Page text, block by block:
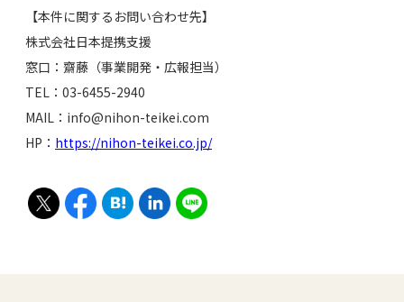
【本件に関するお問い合わせ先】
株式会社日本提携支援
窓口：齋藤（事業開発・広報担当）
TEL：03-6455-2940
MAIL：info@nihon-teikei.com
HP： https://nihon-teikei.co.jp/